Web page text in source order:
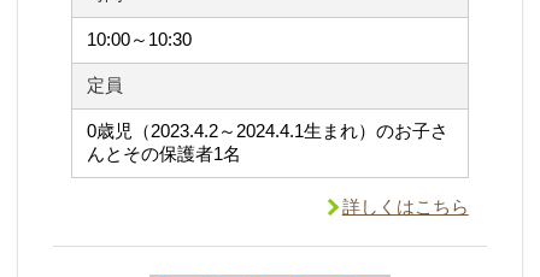
10:00～10:30
定員
0歳児（2023.4.2～2024.4.1生まれ）のお子さ
んとその保護者1名
詳しくはこちら